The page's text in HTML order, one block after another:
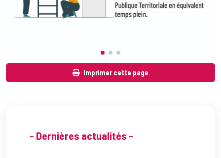
Imprimer cette page
- Dernières actualités -